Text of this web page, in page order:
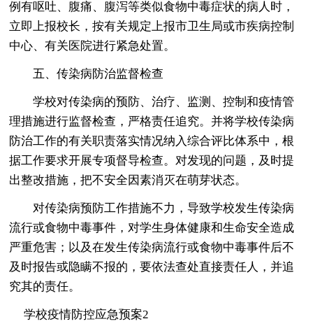
例有呕吐、腹痛、腹泻等类似食物中毒症状的病人时，
立即上报校长，按有关规定上报市卫生局或市疾病控制
中心、有关医院进行紧急处置。
五、传染病防治监督检查
学校对传染病的预防、治疗、监测、控制和疫情管
理措施进行监督检查，严格责任追究。并将学校传染病
防治工作的有关职责落实情况纳入综合评比体系中，根
据工作要求开展专项督导检查。对发现的问题，及时提
出整改措施，把不安全因素消灭在萌芽状态。
对传染病预防工作措施不力，导致学校发生传染病
流行或食物中毒事件，对学生身体健康和生命安全造成
严重危害；以及在发生传染病流行或食物中毒事件后不
及时报告或隐瞒不报的，要依法查处直接责任人，并追
究其的责任。
学校疫情防控应急预案2